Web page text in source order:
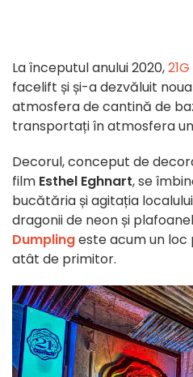
La începutul anului 2020,
facelift și și-a dezvăluit
atmosfera de cantină de
transportați în atmosfera
Decorul, conceput de
film Esthel Eghnart, se
bucătăria și agitația
dragonii de neon și
Dumplingeste acum un
atât de primitor.